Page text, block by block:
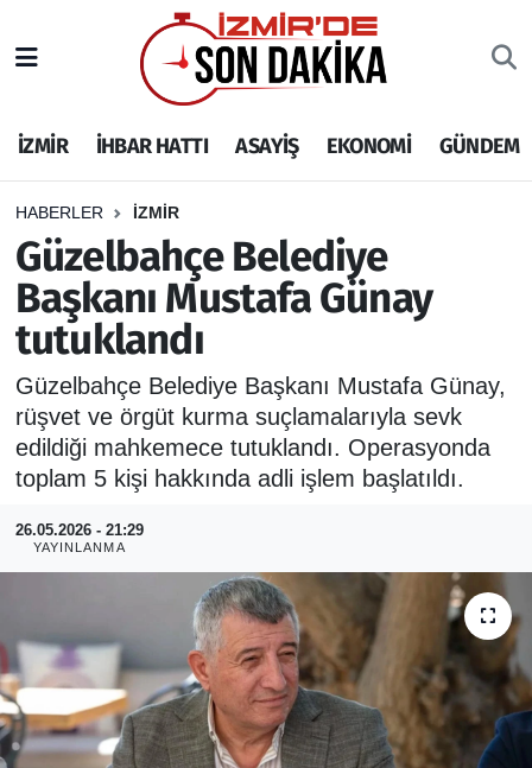
İZMİR İHBAR HATTI ASAYİŞ EKONOMİ GÜNDEM
HABERLER İZMİR
Güzelbahçe Belediye
Başkanı Mustafa Günay
tutuklandı
Güzelbahçe Belediye Başkanı Mustafa Günay,
rüşvet ve örgüt kurma suçlamalarıyla sevk
edildiği mahkemece tutuklandı. Operasyonda
toplam 5 kişi hakkında adli işlem başlatıldı.
26.05.2026 - 21:29
YAYINLANMA
İHBAR HATTI
DEPREM
GENEL
EKONOMİ
SİYASET
SPOR
RESMİ REKLAM
İzmir Nöbetçi Eczaneler
İzmir Hava Durumu
İzmir Namaz Vakitleri
İzmir Trafik Yoğunluk Haritası
Puan Durumu ve Fikstür
Tüm Manşetler
Son Dakika Haberleri